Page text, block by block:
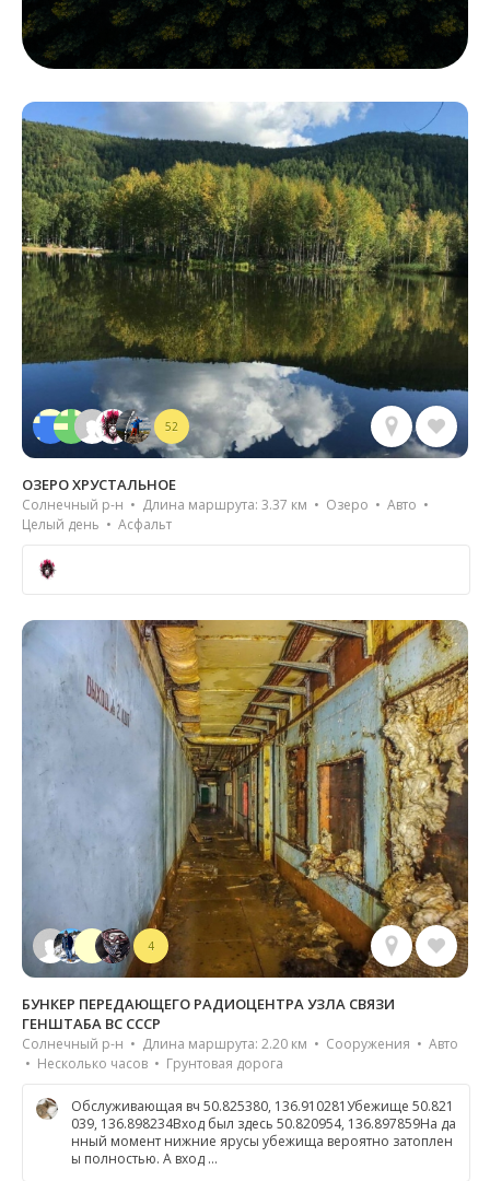
52
ОЗЕРО ХРУСТАЛЬНОЕ
Солнечный р-н • Длина маршрута: 3.37 км • Озеро • Авто •
Целый день • Асфальт
4
БУНКЕР ПЕРЕДАЮЩЕГО РАДИОЦЕНТРА УЗЛА СВЯЗИ
ГЕНШТАБА ВС СССР
Солнечный р-н • Длина маршрута: 2.20 км • Сооружения • Авто
• Несколько часов • Грунтовая дорога
Обслуживающая вч 50.825380, 136.910281Убежище 50.821
039, 136.898234Вход был здесь 50.820954, 136.897859На да
нный момент нижние ярусы убежища вероятно затоплен
ы полностью. А вход …